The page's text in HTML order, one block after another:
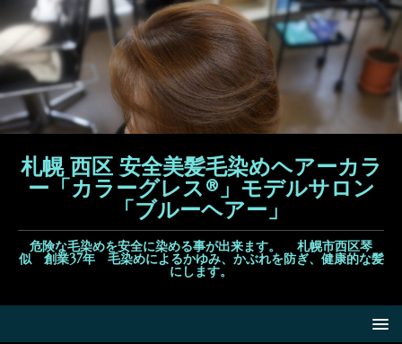
札幌 西区 安全美髪毛染めヘアーカラ
ー「カラーグレス®」モデルサロン
「ブルーヘアー」
危険な毛染めを安全に染める事が出来ます。 札幌市西区琴
似 創業37年 毛染めによるかゆみ、かぶれを防ぎ、健康的な髪
にします。